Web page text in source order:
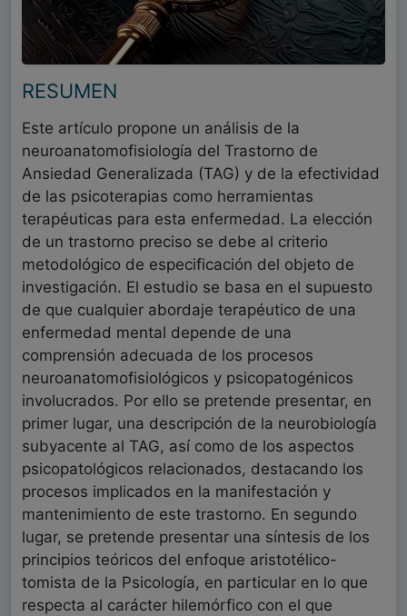
RESUMEN
Este artículo propone un análisis de la
neuroanatomofisiología del Trastorno de
Ansiedad Generalizada (TAG) y de la efectividad
de las psicoterapias como herramientas
terapéuticas para esta enfermedad. La elección
de un trastorno preciso se debe al criterio
metodológico de especificación del objeto de
investigación. El estudio se basa en el supuesto
de que cualquier abordaje terapéutico de una
enfermedad mental depende de una
comprensión adecuada de los procesos
neuroanatomofisiológicos y psicopatogénicos
involucrados. Por ello se pretende presentar, en
primer lugar, una descripción de la neurobiología
subyacente al TAG, así como de los aspectos
psicopatológicos relacionados, destacando los
procesos implicados en la manifestación y
mantenimiento de este trastorno. En segundo
lugar, se pretende presentar una síntesis de los
principios teóricos del enfoque aristotélico-
tomista de la Psicología, en particular en lo que
respecta al carácter hilemórfico con el que